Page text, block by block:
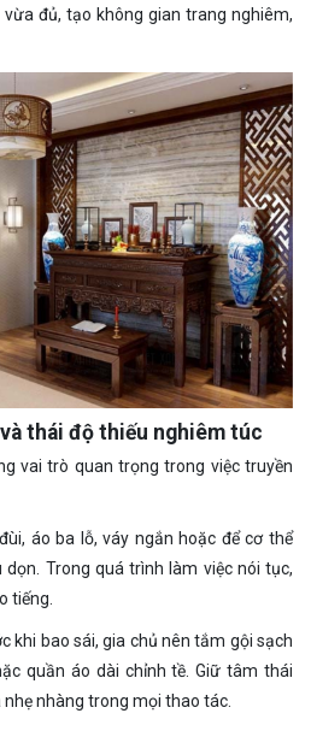
đủ, tạo không gian trang nghiêm,
thái độ thiếu nghiêm túc
vai trò quan trọng trong việc truyền
áo ba lỗ, váy ngắn hoặc để cơ thể
dọn. Trong quá trình làm việc nói tục,
tiếng.
khi bao sái, gia chủ nên tắm gội sạch
quần áo dài chỉnh tề. Giữ tâm thái
nhẹ nhàng trong mọi thao tác.